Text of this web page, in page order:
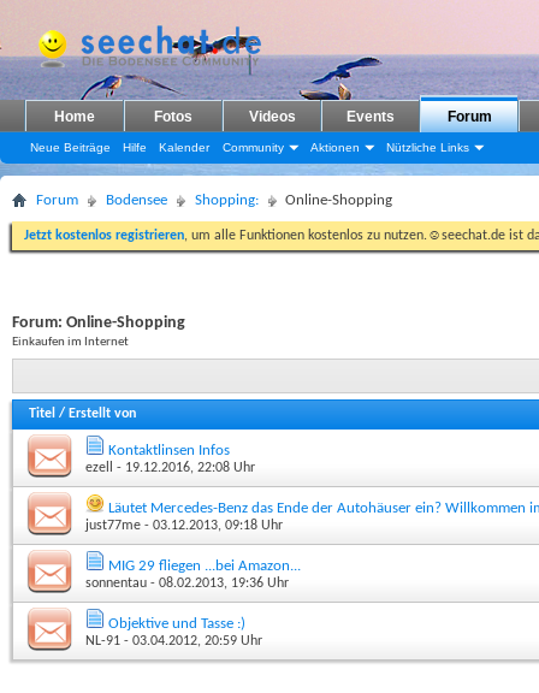
Home Fotos Videos Events Forum
Neue Beiträge Hilfe Kalender Community Aktionen Nützliche Links
Forum Bodensee Shopping: Online-Shopping
Jetzt kostenlos registrieren, um alle Funktionen kostenlos zu nutzen.☺seechat.de ist
Forum: Online-Shopping
Einkaufen im Internet
Titel / Erstellt von
Kontaktlinsen Infos
ezell - 19.12.2016, 22:08 Uhr
Läutet Mercedes-Benz das Ende der Autohäuser ein? Willkommen
just77me - 03.12.2013, 09:18 Uhr
MIG 29 fliegen ...bei Amazon...
sonnentau - 08.02.2013, 19:36 Uhr
Objektive und Tasse :)
NL-91 - 03.04.2012, 20:59 Uhr